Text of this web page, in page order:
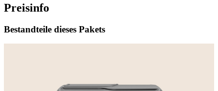
Preisinfo
Bestandteile dieses Pakets